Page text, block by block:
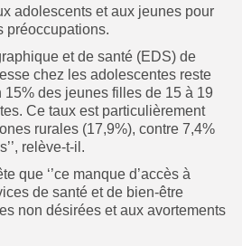
adolescents et aux jeunes pour
préoccupations.
et de santé (EDS) de
chez les adolescentes reste
15% des jeunes filles de 15 à 19
Ce taux est particulièrement
rurales (17,9%), contre 7,4%
relève-t-il.
que ‘’ce manque d’accès à
de santé et de bien-être
non désirées et aux avortements